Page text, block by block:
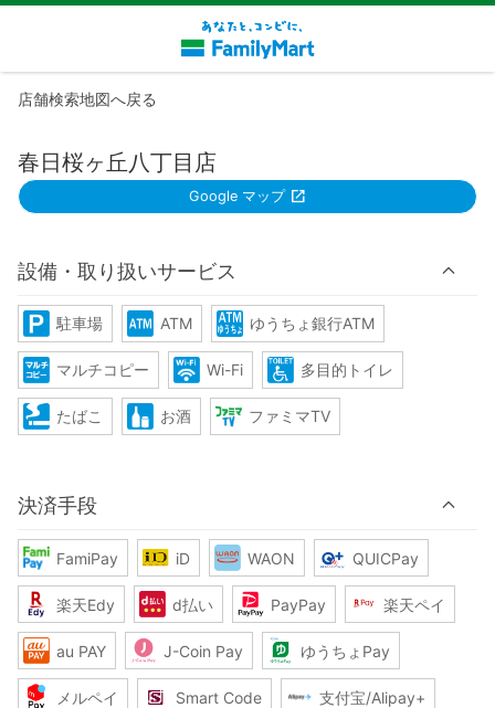
店舗検索地図へ戻る
春日桜ヶ丘八丁目店
Google マップ
設備・取り扱いサービス
駐車場 ATM ゆうちょ銀行ATM
マルチコピー Wi-Fi 多目的トイレ
たばこ お酒 ファミマTV
決済手段
FamiPay iD WAON QUICPay
楽天Edy d払い PayPay 楽天ペイ
au PAY J-Coin Pay ゆうちょPay
メルペイ Smart Code 支付宝/Alipay+